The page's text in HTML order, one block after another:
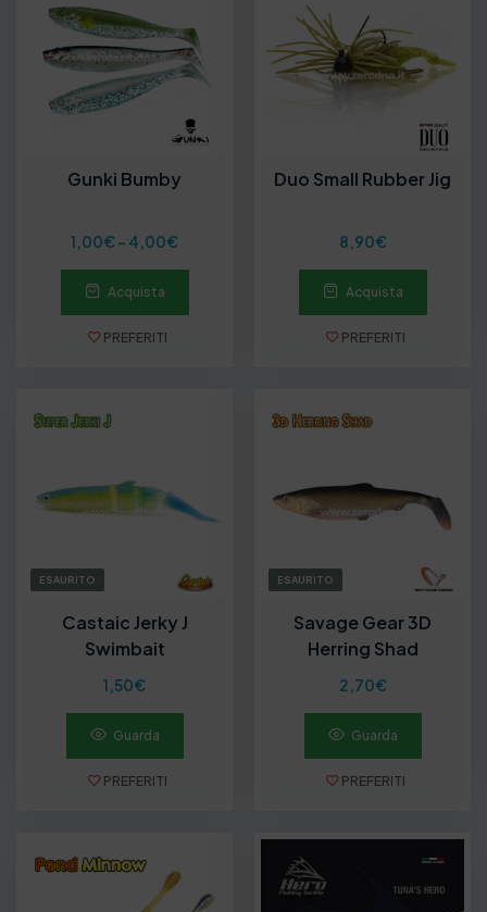
o
:
d
3
,
0
,
Gunki Bumby
1,00€- 4,00€F
i
o
:
1
,
0
0
,
Acquista
PREFERITI
Duo Small Rubber Jig
8,90€
Acquista
PREFERITI
ESAURITO
Castaic Jerky J
Swimbait
1,50€
Guarda
PREFERITI
ESAURITO
Savage Gear 3D
Herring Shad
2,70€
Guarda
PREFERITI